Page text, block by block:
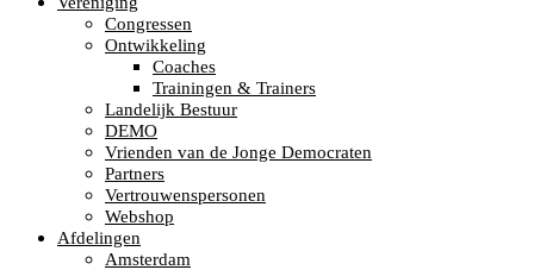
Congressen
Ontwikkeling
Coaches
Trainingen & Trainers
Landelijk Bestuur
DEMO
Vrienden van de Jonge Democraten
Partners
Vertrouwenspersonen
Webshop
Afdelingen
Amsterdam